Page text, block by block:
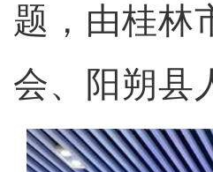
题，由桂林
会、阳朔县